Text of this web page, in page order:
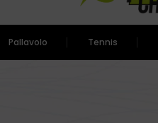
Pallavolo Tennis